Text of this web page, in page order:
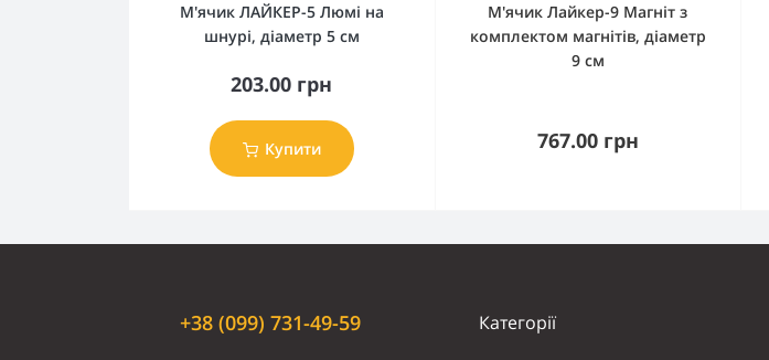
М'ячик ЛАЙКЕР-5 Люмі на
шнурі, діаметр 5 см
203.00 грн
Купити
М'ячик Лайкер-9 Магніт з
комплектом магнітів, діаметр
9 см
767.00 грн
+38 (099) 731-49-59 Категорії